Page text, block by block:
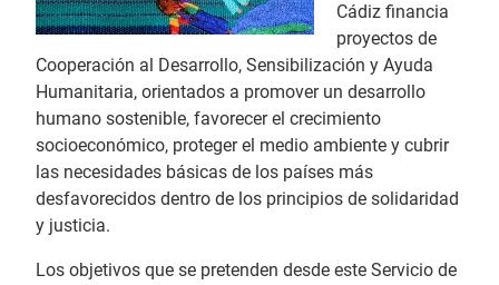
Cádiz financia
proyectos de
Cooperación al Desarrollo, Sensibilización y Ayuda
Humanitaria, orientados a promover un desarrollo
humano sostenible, favorecer el crecimiento
socioeconómico, proteger el medio ambiente y cubrir
las necesidades básicas de los países más
desfavorecidos dentro de los principios de solidaridad
y justicia.
Los objetivos que se pretenden desde este Servicio de